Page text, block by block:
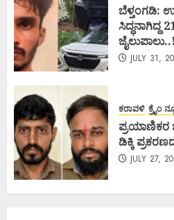
ಬೆಳ್ತಂಗಡಿ:
ಸಿದ್ಧನಾಗಿದ್ದ
JULY 31,
ಕರಾವಳಿ ಕ್ರೈಂ
ಪ್ರಯಾಣಿಕರ
ಡಿಕ್ಕಿ
JULY 27,